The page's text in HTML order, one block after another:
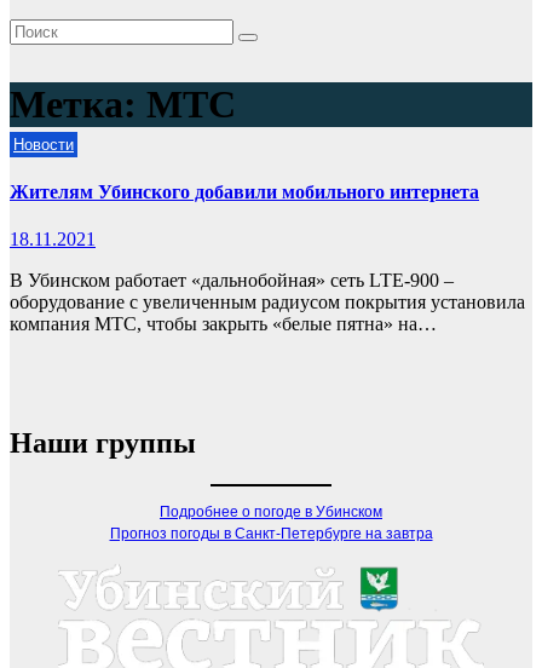
Метка: МТС
Новости
Жителям Убинского добавили мобильного интернета
18.11.2021
В Убинском работает «дальнобойная» сеть LTE-900 –
оборудование с увеличенным радиусом покрытия установила
компания МТС, чтобы закрыть «белые пятна» на…
Наши группы
Подробнее о погоде в Убинском
Прогноз погоды в Санкт-Петербурге на завтра